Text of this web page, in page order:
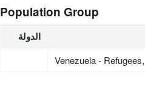
Population Group
الدولة
Venezuela -